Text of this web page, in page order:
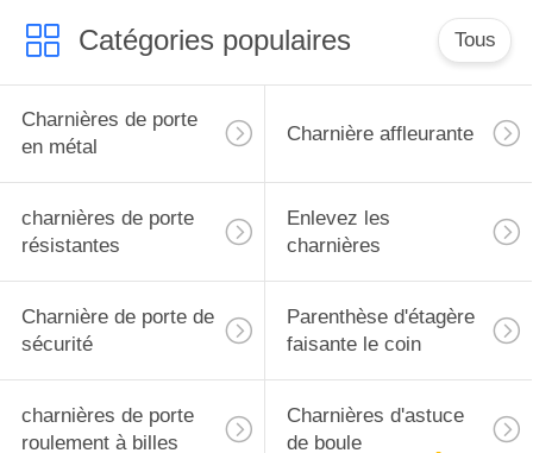
Catégories populaires Tous
Charnières de porte
en métal
Charnière affleurante
charnières de porte
résistantes
Enlevez les
charnières
Charnière de porte de
sécurité
Parenthèse d'étagère
faisante le coin
charnières de porte
roulement à billes
Charnières d'astuce
de boule